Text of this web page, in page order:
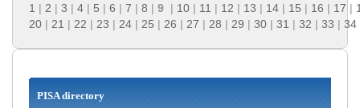
1 | 2 | 3 | 4 | 5 | 6 | 7 | 8 | 9 | 10 | 11 | 12 | 13 | 14 | 15 | 16 | 17 |
20 | 21 | 22 | 23 | 24 | 25 | 26 | 27 | 28 | 29 | 30 | 31 | 32 | 33 | 34
PISA directory